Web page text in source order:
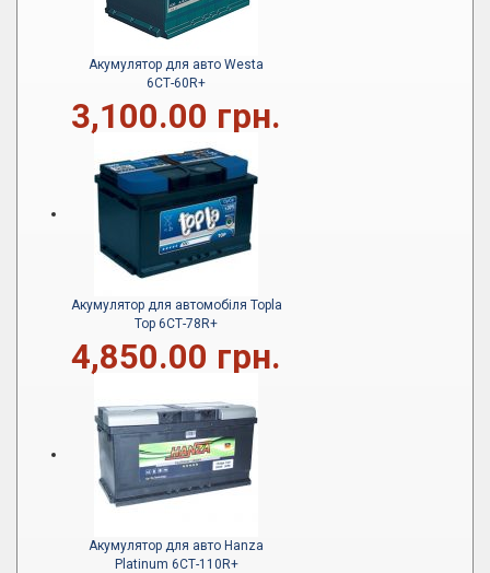
Акумулятор для авто Westa
6СТ-60R+
3,100.00 грн.
Акумулятор для автомобіля Topla
Top 6СТ-78R+
4,850.00 грн.
Акумулятор для авто Hanza
Platinum 6СТ-110R+